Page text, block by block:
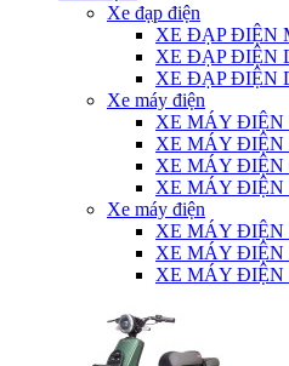
Xe đạp điện
XE ĐẠP ĐIỆN
XE ĐẠP ĐIỆN
XE ĐẠP ĐIỆN
Xe máy điện
XE MÁY ĐIỆN
XE MÁY ĐIỆN
XE MÁY ĐIỆN
XE MÁY ĐIỆN
Xe máy điện
XE MÁY ĐIỆN
XE MÁY
XE MÁY ĐIỆN